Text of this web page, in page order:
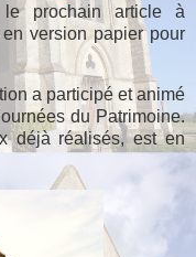
le prochain article à
version papier pour
a participé et animé
du Patrimoine.
déjà réalisés, est en